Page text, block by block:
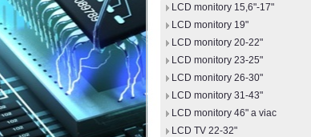
LCD monitory 15,6"-17"
LCD monitory 19"
LCD monitory 20-22"
LCD monitory 23-25"
LCD monitory 26-30"
LCD monitory 31-43"
LCD monitory 46" a viac
LCD TV 22-32"